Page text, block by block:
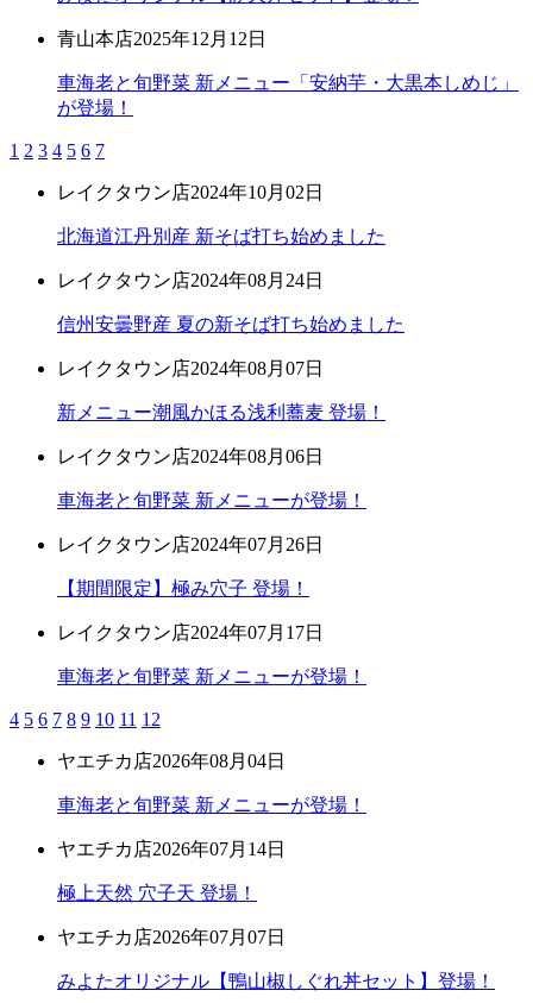
青山本店2025年12月12日
車海老と旬野菜 新メニュー「安納芋・大黒本しめじ」
が登場！
1 2 3 4 5 6 7
レイクタウン店2024年10月02日
北海道江丹別産 新そば打ち始めました
レイクタウン店2024年08月24日
信州安曇野産 夏の新そば打ち始めました
レイクタウン店2024年08月07日
新メニュー潮風かほる浅利蕎麦 登場！
レイクタウン店2024年08月06日
車海老と旬野菜 新メニューが登場！
レイクタウン店2024年07月26日
【期間限定】極み穴子 登場！
レイクタウン店2024年07月17日
車海老と旬野菜 新メニューが登場！
4 5 6 7 8 9 10 11 12
ヤエチカ店2026年08月04日
車海老と旬野菜 新メニューが登場！
ヤエチカ店2026年07月14日
極上天然 穴子天 登場！
ヤエチカ店2026年07月07日
みよたオリジナル【鴨山椒しぐれ丼セット】登場！